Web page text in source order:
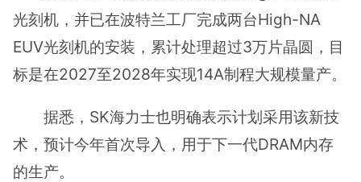
光刻机，并已在波特兰工厂完成两台High-NA
EUV光刻机的安装，累计处理超过3万片晶圆，目
标是在2027至2028年实现14A制程大规模量产。
据悉，SK海力士也明确表示计划采用该新技
术，预计今年首次导入，用于下一代DRAM内存
的生产。